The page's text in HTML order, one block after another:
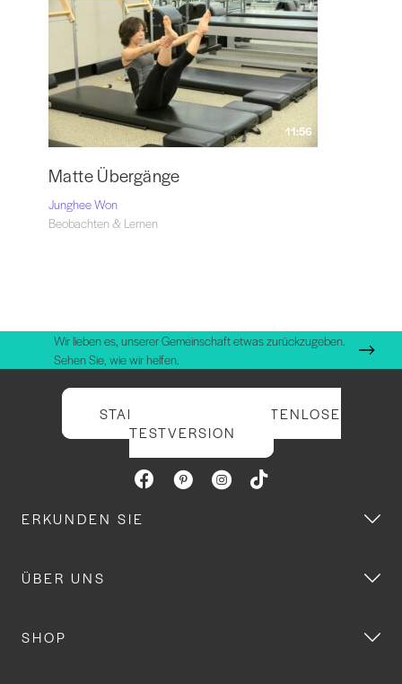
11:56
Matte Übergänge
Junghee Won
Beobachten & Lernen
Wir lieben es, unserer Gemeinschaft etwas zurückzugeben.
Sehen Sie, wie wir helfen.
STARTEN SIE IHRE KOSTENLOSE
TESTVERSION
ERKUNDEN SIE
ÜBER UNS
SHOP